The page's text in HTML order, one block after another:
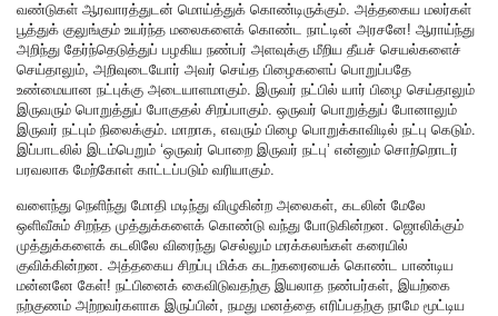
வண்டுகள் ஆரவாரத்துடன் மொய்த்துக் கொண்டிருக்கும். அத்தகைய மலர்கள்
பூத்துக் குலுங்கும் உயர்ந்த மலைகளைக் கொண்ட நாட்டின் அரசனே! ஆராய்ந்து
அறிந்து தேர்ந்தெடுத்துப் பழகிய நண்பர் அளவுக்கு மீறிய தீயச் செயல்களைச்
செய்தாலும், அறிவுடையோர் அவர் செய்த பிழைகளைப் பொறுப்பதே
உண்மையான நட்புக்கு அடையாளமாகும். இருவர் நட்பில் யார் பிழை செய்தாலும்
இருவரும் பொறுத்துப் போகுதல் சிறப்பாகும். ஒருவர் பொறுத்துப் போனாலும்
இருவர் நட்பும் நிலைக்கும். மாறாக, எவரும் பிழை பொறுக்காவிடில் நட்பு கெடும்.
இப்பாடலில் இடம்பெறும் ‘ஒருவர் பொறை இருவர் நட்பு’ என்னும் சொற்றொடர்
பரவலாக மேற்கோள் காட்டப்படும் வரியாகும்.
வளைந்து நெளிந்து மோதி மடிந்து விழுகின்ற அலைகள், கடலின் மேலே
ஒளிவீசும் சிறந்த முத்துக்களைக் கொண்டு வந்து போடுகின்றன. ஜொலிக்கும்
முத்துக்களைக் கடலிலே விரைந்து செல்லும் மரக்கலங்கள் கரையில்
குவிக்கின்றன. அத்தகைய சிறப்பு மிக்க கடற்கரையைக் கொண்ட பாண்டிய
மன்னனே கேள்! நட்பினைக் கைவிடுவதற்கு இயலாத நண்பர்கள், இயற்கை
நற்குணம் அற்றவர்களாக இருப்பின், நமது மனத்தை எரிப்பதற்கு நாமே மூட்டிய